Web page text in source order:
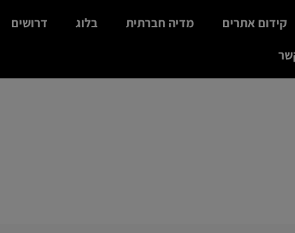
קידום אתרים מדיה חברתית בלוג
דרושים